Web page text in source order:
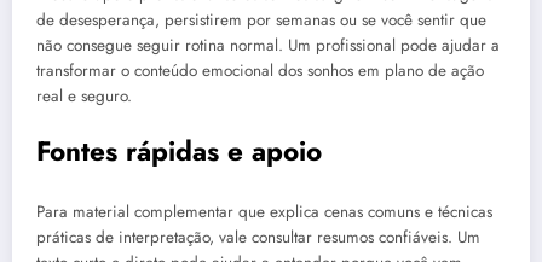
de desesperança, persistirem por semanas ou se você sentir que
não consegue seguir rotina normal. Um profissional pode ajudar a
transformar o conteúdo emocional dos sonhos em plano de ação
real e seguro.
Fontes rápidas e apoio
Para material complementar que explica cenas comuns e técnicas
práticas de interpretação, vale consultar resumos confiáveis. Um